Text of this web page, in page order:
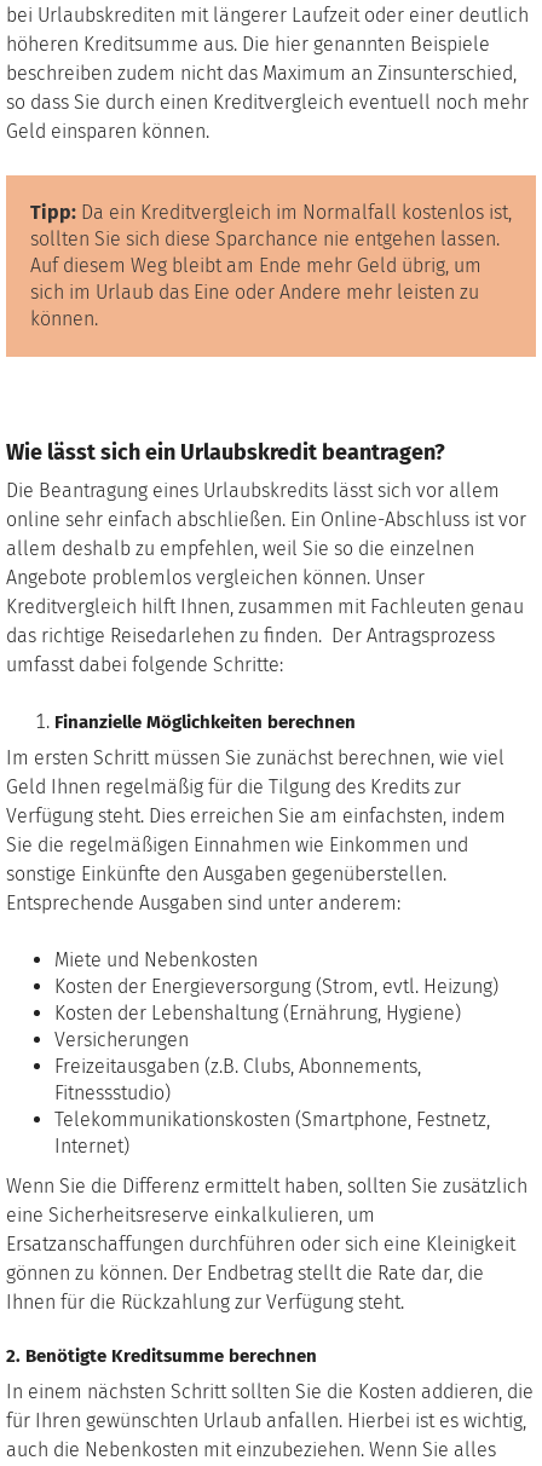
bei Urlaubskrediten mit längerer Laufzeit oder einer deutlich
höheren Kreditsumme aus. Die hier genannten Beispiele
beschreiben zudem nicht das Maximum an Zinsunterschied,
so dass Sie durch einen Kreditvergleich eventuell noch mehr
Geld einsparen können.
Tipp: Da ein Kreditvergleich im Normalfall kostenlos ist,
sollten Sie sich diese Sparchance nie entgehen lassen.
Auf diesem Weg bleibt am Ende mehr Geld übrig, um
sich im Urlaub das Eine oder Andere mehr leisten zu
können.
Wie lässt sich ein Urlaubskredit beantragen?
Die Beantragung eines Urlaubskredits lässt sich vor allem
online sehr einfach abschließen. Ein Online-Abschluss ist vor
allem deshalb zu empfehlen, weil Sie so die einzelnen
Angebote problemlos vergleichen können. Unser
Kreditvergleich hilft Ihnen, zusammen mit Fachleuten genau
das richtige Reisedarlehen zu finden. Der Antragsprozess
umfasst dabei folgende Schritte:
Finanzielle Möglichkeiten berechnen
Im ersten Schritt müssen Sie zunächst berechnen, wie viel
Geld Ihnen regelmäßig für die Tilgung des Kredits zur
Verfügung steht. Dies erreichen Sie am einfachsten, indem
Sie die regelmäßigen Einnahmen wie Einkommen und
sonstige Einkünfte den Ausgaben gegenüberstellen.
Entsprechende Ausgaben sind unter anderem:
Miete und Nebenkosten
Kosten der Energieversorgung (Strom, evtl. Heizung)
Kosten der Lebenshaltung (Ernährung, Hygiene)
Versicherungen
Freizeitausgaben (z.B. Clubs, Abonnements,
Fitnessstudio)
Telekommunikationskosten (Smartphone, Festnetz,
Internet)
Wenn Sie die Differenz ermittelt haben, sollten Sie zusätzlich
eine Sicherheitsreserve einkalkulieren, um
Ersatzanschaffungen durchführen oder sich eine Kleinigkeit
gönnen zu können. Der Endbetrag stellt die Rate dar, die
Ihnen für die Rückzahlung zur Verfügung steht.
2. Benötigte Kreditsumme berechnen
In einem nächsten Schritt sollten Sie die Kosten addieren, die
für Ihren gewünschten Urlaub anfallen. Hierbei ist es wichtig,
auch die Nebenkosten mit einzubeziehen. Wenn Sie alles